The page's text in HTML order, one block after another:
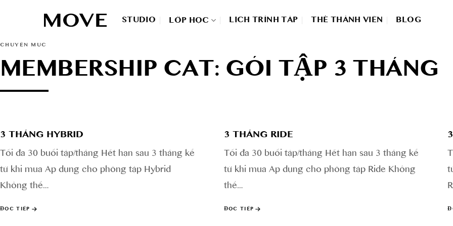
content
STUDIO LỚP HỌC LỊCH TRÌNH TÂP THẺ THÀNH VIÊN BLOG
CHUYÊN MỤC
MEMBERSHIP CAT: GÓI TẬP 3 THÁNG
3 THÁNG HYBRID
Tối đa 30 buổi tập/tháng Hết hạn sau 3 tháng kể
từ khi mua Áp dụng cho phòng tập Hybrid
Không thể…
ĐỌC TIẾP
3 THÁNG RIDE
Tối đa 30 buổi tập/tháng Hết hạn sau 3 tháng kể
từ khi mua Áp dụng cho phòng tập Ride Không
thể…
ĐỌC TIẾP